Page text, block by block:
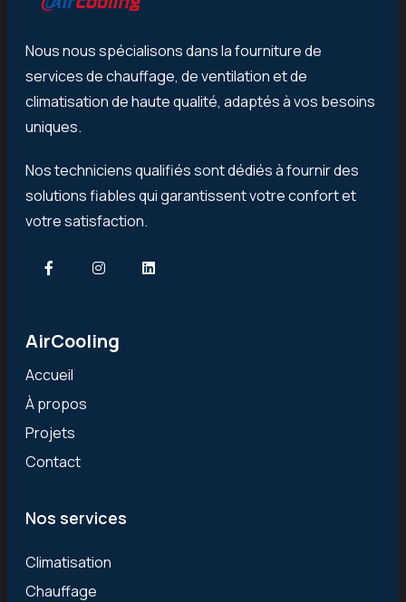
Nous nous spécialisons dans la fourniture de
services de chauffage, de ventilation et de
climatisation de haute qualité, adaptés à vos besoins
uniques.
Nos techniciens qualifiés sont dédiés à fournir des
solutions fiables qui garantissent votre confort et
votre satisfaction.
AirCooling
Accueil
À propos
Projets
Contact
Nos services
Climatisation
Chauffage